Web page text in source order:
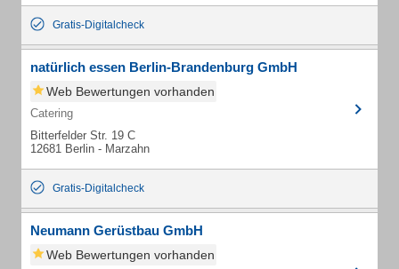
Gratis-Digitalcheck
natürlich essen Berlin-Brandenburg GmbH
Web Bewertungen vorhanden
Catering
Bitterfelder Str. 19 C
12681 Berlin - Marzahn
Gratis-Digitalcheck
Neumann Gerüstbau GmbH
Web Bewertungen vorhanden